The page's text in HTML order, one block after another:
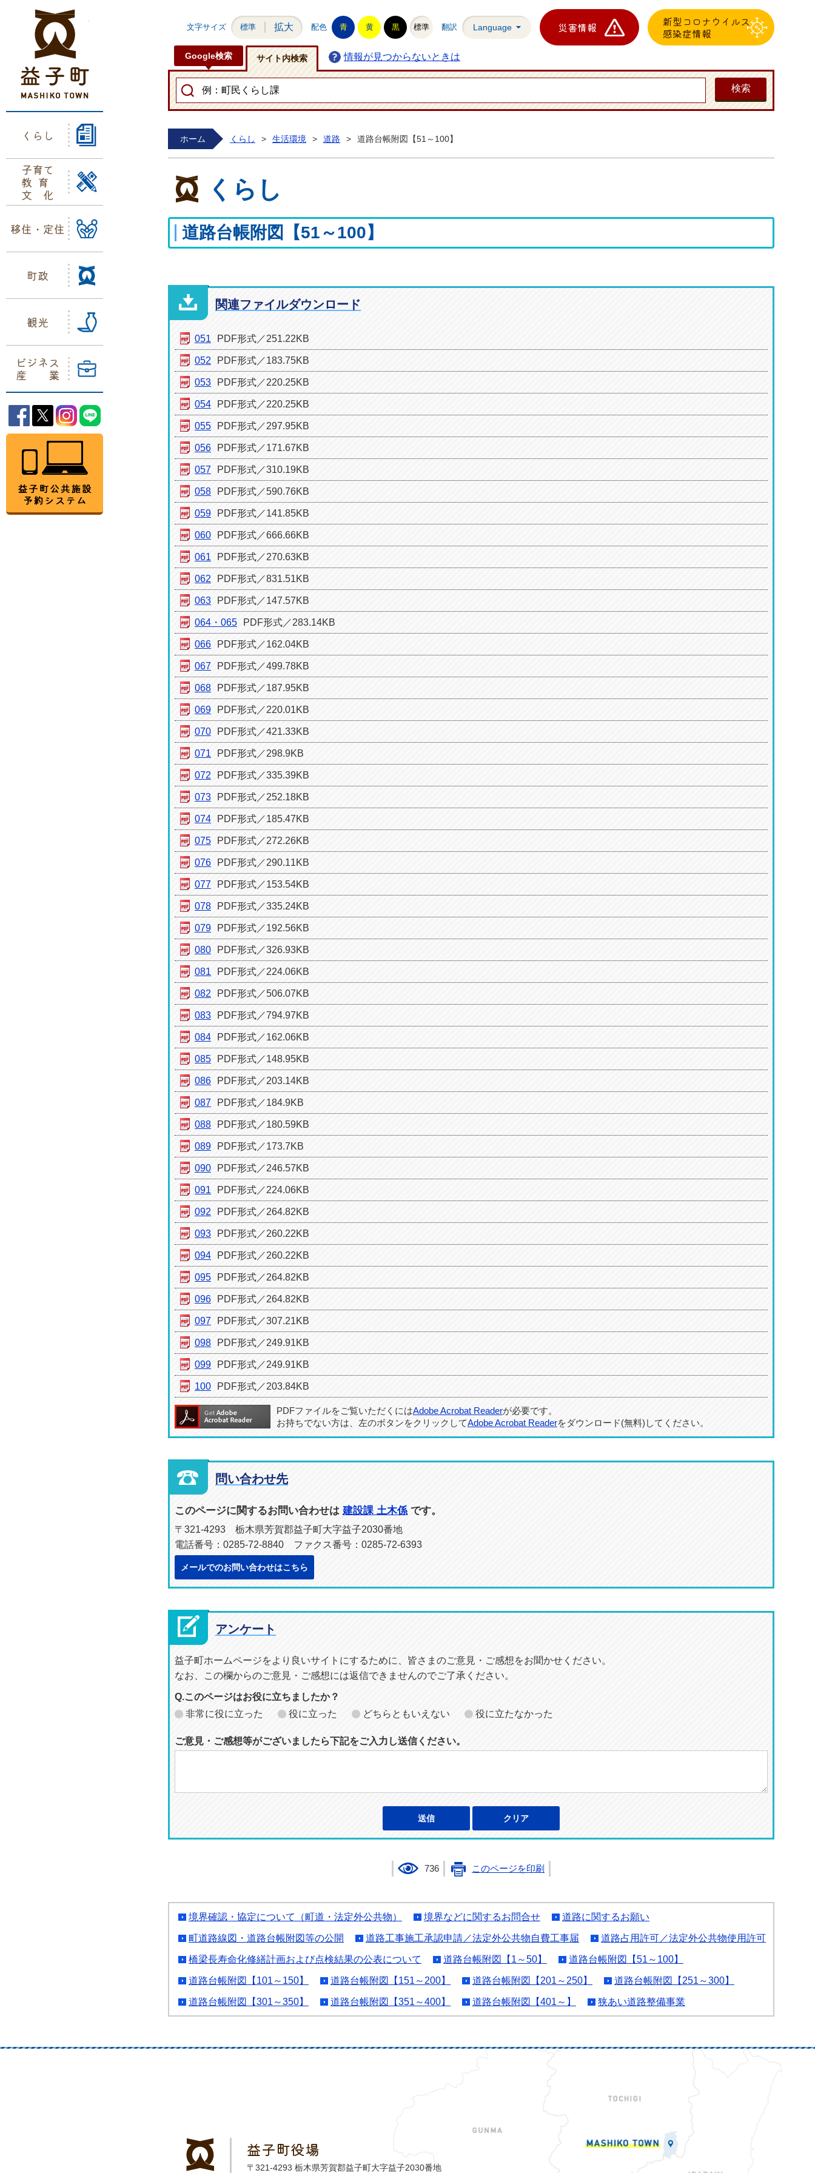
くらし
子育て
教育
文化
移住・定住
町政
観光
ビジネス
産業
益子町Facebook
益子町Twitter
益子町Instagram
益子町公共施設予約システム
文字サイズ 標準 拡大 配色 青 黄 黒 標準 翻訳 Language 災害情報
新型コロナウイルス
感染症情報
Google検索 サイト内検索 情報が見つからないときは
ホーム くらし > 生活環境 > 道路 > 道路台帳附図【51～100】
くらし
道路台帳附図【51～100】
関連ファイルダウンロード
051 PDF形式／251.22KB
052 PDF形式／183.75KB
053 PDF形式／220.25KB
054 PDF形式／220.25KB
055 PDF形式／297.95KB
056 PDF形式／171.67KB
057 PDF形式／310.19KB
058 PDF形式／590.76KB
059 PDF形式／141.85KB
060 PDF形式／666.66KB
061 PDF形式／270.63KB
062 PDF形式／831.51KB
063 PDF形式／147.57KB
064・065 PDF形式／283.14KB
066 PDF形式／162.04KB
067 PDF形式／499.78KB
068 PDF形式／187.95KB
069 PDF形式／220.01KB
070 PDF形式／421.33KB
071 PDF形式／298.9KB
072 PDF形式／335.39KB
073 PDF形式／252.18KB
074 PDF形式／185.47KB
075 PDF形式／272.26KB
076 PDF形式／290.11KB
077 PDF形式／153.54KB
078 PDF形式／335.24KB
079 PDF形式／192.56KB
080 PDF形式／326.93KB
081 PDF形式／224.06KB
082 PDF形式／506.07KB
083 PDF形式／794.97KB
084 PDF形式／162.06KB
085 PDF形式／148.95KB
086 PDF形式／203.14KB
087 PDF形式／184.9KB
088 PDF形式／180.59KB
089 PDF形式／173.7KB
090 PDF形式／246.57KB
091 PDF形式／224.06KB
092 PDF形式／264.82KB
093 PDF形式／260.22KB
094 PDF形式／260.22KB
095 PDF形式／264.82KB
096 PDF形式／264.82KB
097 PDF形式／307.21KB
098 PDF形式／249.91KB
099 PDF形式／249.91KB
100 PDF形式／203.84KB
PDFファイルをご覧いただくにはAdobe Acrobat Readerが必要です。
お持ちでない方は、左のボタンをクリックしてAdobe Acrobat Readerをダウンロード(無料)してください。
問い合わせ先
このページに関するお問い合わせは 建設課 土木係 です。
〒321-4293 栃木県芳賀郡益子町大字益子2030番地
電話番号：0285-72-8840 ファクス番号：0285-72-6393
メールでのお問い合わせはこちら
アンケート
益子町ホームページをより良いサイトにするために、皆さまのご意見・ご感想をお聞かせください。
なお、この欄からのご意見・ご感想には返信できませんのでご了承ください。
Q.このページはお役に立ちましたか？
非常に役に立った
役に立った どちらともいえない 役に立たなかった
ご意見・ご感想等がございましたら下記をご入力し送信ください。
736 このページを印刷
境界確認・協定について（町道・法定外公共物） 境界などに関するお問合せ 道路に関するお願い
町道路線図・道路台帳附図等の公開 道路工事施工承認申請／法定外公共物自費工事届 道路占用許可／法定外公共物使用許可
橋梁長寿命化修繕計画および点検結果の公表について 道路台帳附図【1～50】 道路台帳附図【51～100】
道路台帳附図【101～150】 道路台帳附図【151～200】 道路台帳附図【201～250】 道路台帳附図【251～300】
道路台帳附図【301～350】 道路台帳附図【351～400】 道路台帳附図【401～】 狭あい道路整備事業
益子町
益子町役場
〒321-4293 栃木県芳賀郡益子町大字益子2030番地